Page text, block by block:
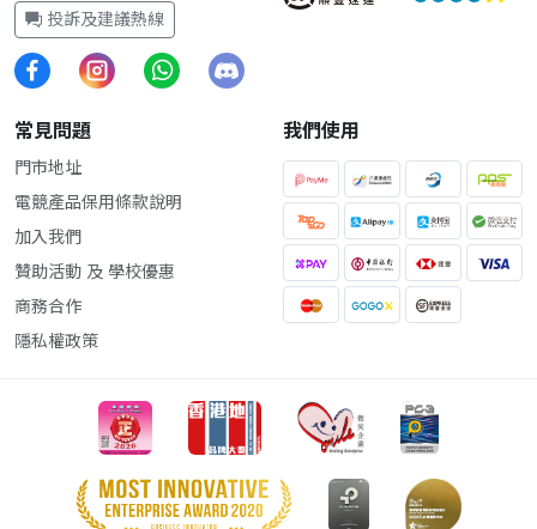
投訴及建議熱線
常見問題
門市地址
電競產品保用條款說明
加入我們
贊助活動 及 學校優惠
商務合作
隱私權政策
我們使用